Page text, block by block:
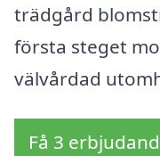
trädgård
första steget
välvårdad
Få 3